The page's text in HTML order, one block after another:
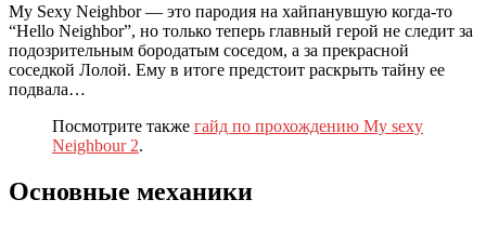
My Sexy Neighbor — это пародия на хайпанувшую когда-то
“Hello Neighbor”, но только теперь главный герой не следит за
подозрительным бородатым соседом, а за прекрасной
соседкой Лолой. Ему в итоге предстоит раскрыть тайну ее
подвала…
Посмотрите также гайд по прохождению My sexy
Neighbour 2.
Основные механики